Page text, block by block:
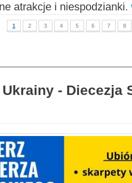
atrakcje i niespodzianki.
1 2 3 4 5 6 7 8
- Diecezja